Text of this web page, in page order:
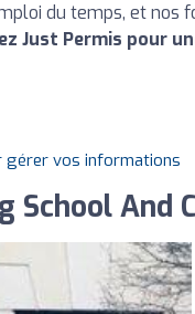
du temps, et nos
Just Permis pour
gérer vos informations
And